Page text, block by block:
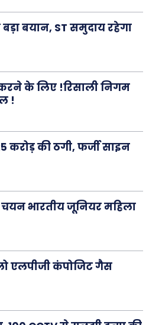
बड़ा बयान, ST समुदाय रहेगा
करने के लिए !रिसाली निगम
!
करोड़ की ठगी, फर्जी साइन
भारतीय जूनियर महिला
एलपीजी कंपोजिट गैस